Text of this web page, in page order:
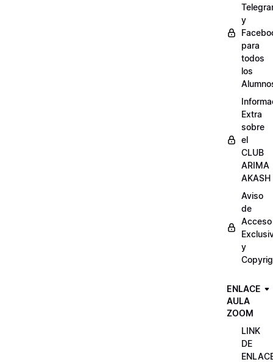
y
para
todos
los
Extra
sobre
el
CLUB
ARIMA
AKASH
Aviso
de
Acceso
y
ENLACE
AULA
ZOOM
LINK
DE